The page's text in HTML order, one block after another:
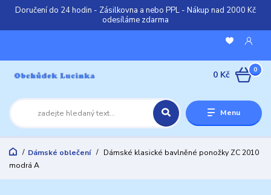
Doručení do 24 hodin - Zásilkovna a nebo PPL - Nákup nad 2000 Kč
odesíláme zdarma
Menu
0
0 Kč
Dámské oblečení
Dámské klasické bavlněné ponožky ZC 2010
modrá A